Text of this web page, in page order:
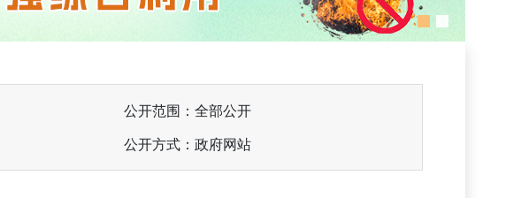
公开范围：全部公开
公开方式：政府网站